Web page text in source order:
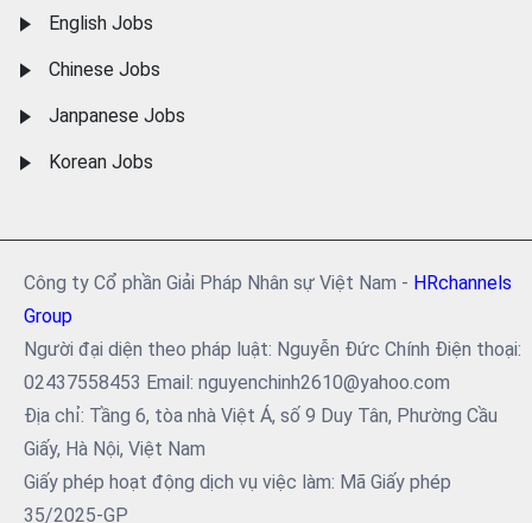
English Jobs
Chinese Jobs
Janpanese Jobs
Korean Jobs
Công ty Cổ phần Giải Pháp Nhân sự Việt Nam - HRchannels
Group
Người đại diện theo pháp luật: Nguyễn Đức Chính Điện thoại:
02437558453 Email: nguyenchinh2610@yahoo.com
Địa chỉ: Tầng 6, tòa nhà Việt Á, số 9 Duy Tân, Phường Cầu
Giấy, Hà Nội, Việt Nam
Giấy phép hoạt động dịch vụ việc làm: Mã Giấy phép
35/2025-GP